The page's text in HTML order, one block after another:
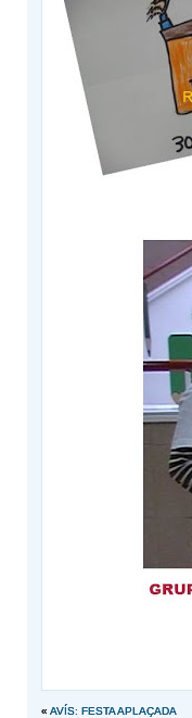
« AVÍS: FESTA APLAÇADA